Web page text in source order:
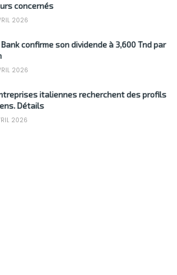
concernés
2026
confirme son dividende à 3,600 Tnd par
2026
italiennes recherchent des profils
Détails
2026